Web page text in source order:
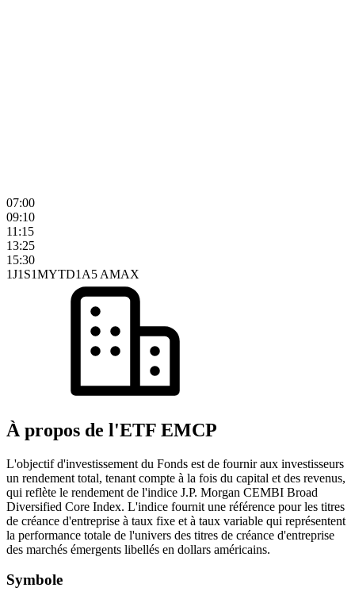
07:00
09:10
11:15
13:25
15:30
1J1S1MYTD1A5 AMAX
À propos de l'ETF EMCP
L'objectif d'investissement du Fonds est de fournir aux investisseurs
un rendement total, tenant compte à la fois du capital et des revenus,
qui reflète le rendement de l'indice J.P. Morgan CEMBI Broad
Diversified Core Index. L'indice fournit une référence pour les titres
de créance d'entreprise à taux fixe et à taux variable qui représentent
la performance totale de l'univers des titres de créance d'entreprise
des marchés émergents libellés en dollars américains.
Symbole